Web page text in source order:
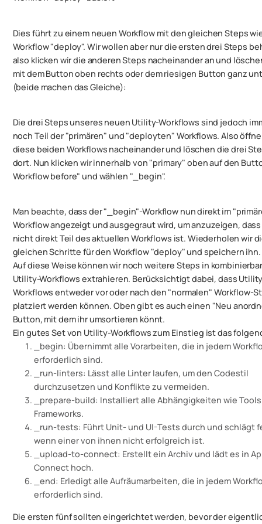
Dies führt zu einem neuen Workflow mit den gleichen Steps
Workflow "deploy". Wir wollen aber nur die ersten drei Steps
also klicken wir die anderen Steps nacheinander an und
mit dem Button oben rechts oder dem riesigen Button ganz
(beide machen das Gleiche):
Die drei Steps unseres neuen Utility-Workflows sind jedoch
noch Teil der "primären" und "deployten" Workflows. Also
diese beiden Workflows nacheinander und löschen die drei
dort. Nun klicken wir innerhalb von "primary" oben auf den
Workflow before" und wählen "_begin".
Man beachte, dass der "_begin"-Workflow nun direkt im
Workflow angezeigt und ausgegraut wird, um anzuzeigen,
nicht direkt Teil des aktuellen Workflows ist. Wiederholen wir
gleichen Schritte für den Workflow "deploy" und speichern ihn.
Auf diese Weise können wir noch weitere Steps in
Utility-Workflows extrahieren. Berücksichtigt dabei, dass
Workflows entweder vor oder nach den "normalen" Workflow-
platziert werden können. Oben gibt es auch einen "Neu
Button, mit dem ihr umsortieren könnt.
Ein gutes Set von Utility-Workflows zum Einstieg ist das
_begin: Übernimmt alle Vorarbeiten, die in jedem
erforderlich sind.
_run-linters: Lässt alle Linter laufen, um den Codestil
durchzusetzen und Konflikte zu vermeiden.
_prepare-build: Installiert alle Abhängigkeiten wie Tools
Frameworks.
_run-tests: Führt Unit- und UI-Tests durch und schlägt
wenn einer von ihnen nicht erfolgreich ist.
_upload-to-connect: Erstellt ein Archiv und lädt es in
Connect hoch.
_end: Erledigt alle Aufräumarbeiten, die in jedem
erforderlich sind.
Die ersten fünf sollten eingerichtet werden, bevorder